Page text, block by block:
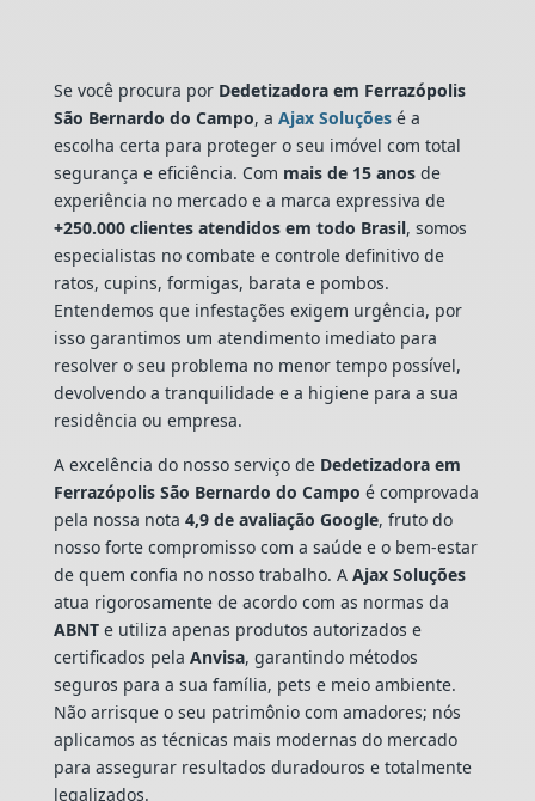
Se você procura por Dedetizadora em Ferrazópolis
São Bernardo do Campo, a Ajax Soluçõesé a
escolha certa para proteger o seu imóvel com total
segurança e eficiência. Com mais de 15 anosde
experiência no mercado e a marca expressiva de
+250.000 clientes atendidos em todo Brasil, somos
especialistas no combate e controle definitivo de
ratos, cupins, formigas, barata e pombos.
Entendemos que infestações exigem urgência, por
isso garantimos um atendimento imediato para
resolver o seu problema no menor tempo possível,
devolvendo a tranquilidade e a higiene para a sua
residência ou empresa.
A excelência do nosso serviço de Dedetizadora em
Ferrazópolis São Bernardo do Campo é comprovada
pela nossa nota 4,9 de avaliação Google, fruto do
nosso forte compromisso com a saúde e o bem-estar
de quem confia no nosso trabalho. A Ajax Soluções
atua rigorosamente de acordo com as normas da
ABNTe utiliza apenas produtos autorizados e
certificados pela Anvisa, garantindo métodos
seguros para a sua família, pets e meio ambiente.
Não arrisque o seu patrimônio com amadores; nós
aplicamos as técnicas mais modernas do mercado
para assegurar resultados duradouros e totalmente
legalizados.